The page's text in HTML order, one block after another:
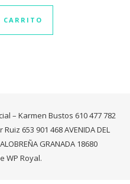
– Karmen Bustos 610 477 782
653 901 468 AVENIDA DEL
GRANADA 18680
WP Royal.